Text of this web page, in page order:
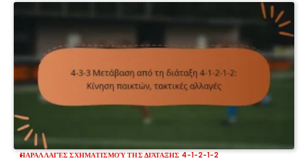
ΠΑΡΑΛΛΑΓΈΣ ΣΧΗΜΑΤΙΣΜΟΎ ΤΗΣ ΔΙΆΤΑΞΗΣ 4-1-2-1-2